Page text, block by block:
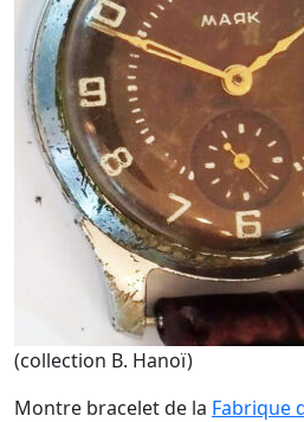
(collection B. Hanoï)
Montre bracelet de la Fabrique